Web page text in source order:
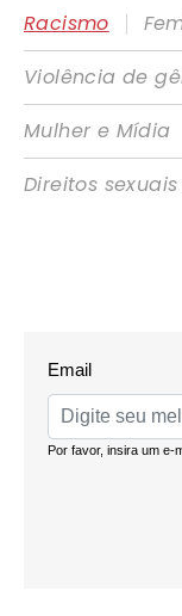
Racismo
|
Violência de
Mulher e Mídia
Direitos